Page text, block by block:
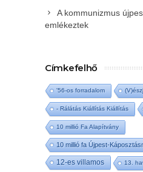
A kommunizmus
emlékeztek
Címkefelhő
'56-os forradalom
- Rálátás Kiállítás Kiállítás
10 millió Fa Alapítvány
10 millió fa Újpest-
12-es villamos 13.